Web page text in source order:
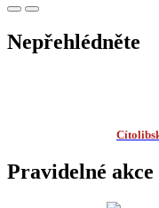
Nepřehlédněte
Pravidelné akce